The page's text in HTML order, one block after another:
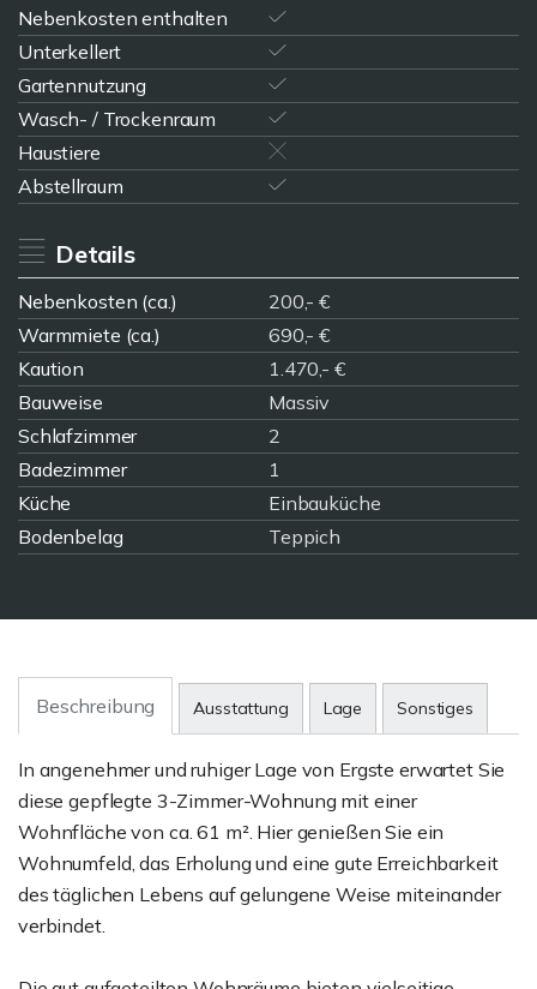
Nebenkosten enthalten
Unterkellert
Gartennutzung
Wasch- / Trockenraum
Haustiere
Abstellraum
Details
Nebenkosten (ca.)
200,- €
Warmmiete (ca.)
690,- €
Kaution
1.470,- €
Bauweise
Massiv
Schlafzimmer
2
Badezimmer
1
Küche
Einbauküche
Bodenbelag
Teppich
Beschreibung Ausstattung Lage Sonstiges
In angenehmer und ruhiger Lage von Ergste erwartet Sie
diese gepflegte 3-Zimmer-Wohnung mit einer
Wohnfläche von ca. 61 m². Hier genießen Sie ein
Wohnumfeld, das Erholung und eine gute Erreichbarkeit
des täglichen Lebens auf gelungene Weise miteinander
verbindet.